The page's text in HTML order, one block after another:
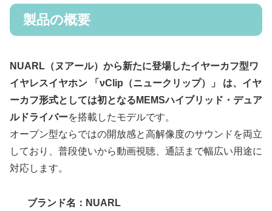
製品の概要
NUARL（ヌアール）から新たに登場したイヤーカフ型ワ
イヤレスイヤホン 「νClip（ニュークリップ）」 は、イヤ
ーカフ形式としては初となるMEMSハイブリッド・デュア
ルドライバーを搭載したモデルです。
オープン型ならではの開放感と高解像度のサウンドを両立
しており、普段使いから動画視聴、通話まで幅広い用途に
対応します。
ブランド名：NUARL